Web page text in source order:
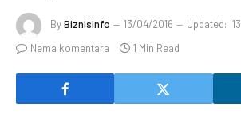
ByBiznisInfo 13/04/2016 Updated:
Nema komentara
1 Min Read